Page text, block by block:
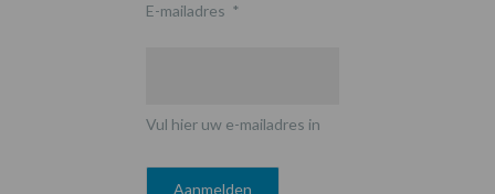
E-mailadres *
Vul hier uw e-mailadres in